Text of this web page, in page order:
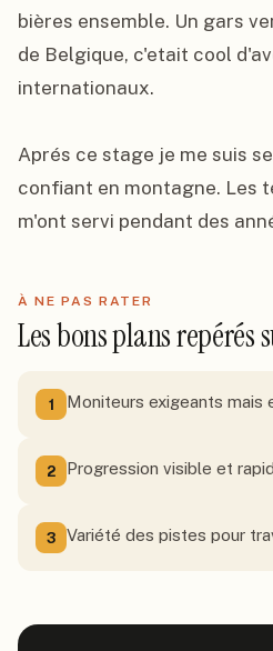
bières ensemble. Un gars
de Belgique, c'etait cool
internationaux.
Aprés ce stage je me suis
confiant en montagne. Les
m'ont servi pendant des
À NE PAS RATER
Les bons plans repérés
1 Moniteurs exigeants mais
2 Progression visible et
3 Variété des pistes pour